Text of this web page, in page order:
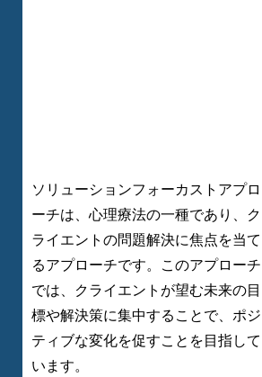
ソリューションフォーカストアプロ
ーチは、心理療法の一種であり、ク
ライエントの問題解決に焦点を当て
るアプローチです。このアプローチ
では、クライエントが望む未来の目
標や解決策に集中することで、ポジ
ティブな変化を促すことを目指して
います。